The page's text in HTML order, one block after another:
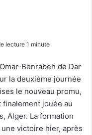
lecture 1 minute
Benrabeh de Dar
la deuxième journée
le nouveau promu,
finalement jouée au
Alger. La formation
victoire hier, après